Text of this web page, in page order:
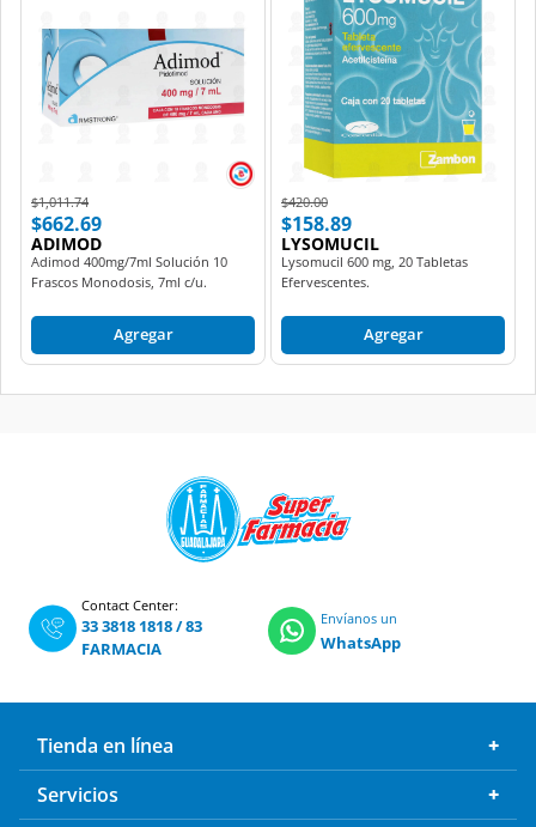
Price reduced from
$1,011.74to
$662.69
ADIMOD
Adimod 400mg/7ml Solución 10
Frascos Monodosis, 7ml c/u.
Agregar
Price reduced from
$420.00to
$158.89
LYSOMUCIL
Lysomucil 600 mg, 20 Tabletas
Efervescentes.
Agregar
Contact Center:
33 3818 1818/83
FARMACIA
Envíanos un
WhatsApp
Tienda en línea
Servicios